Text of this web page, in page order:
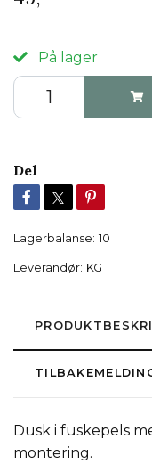
På lager
Del
Lagerbalanse: 10
Leverandør: KG
Dusk i fuskepels
montering.